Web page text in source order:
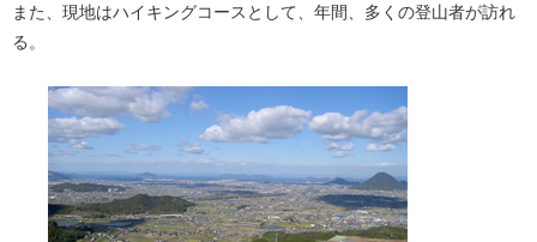
また、現地はハイキングコースとして、年間、多くの登山者が訪れ
る。